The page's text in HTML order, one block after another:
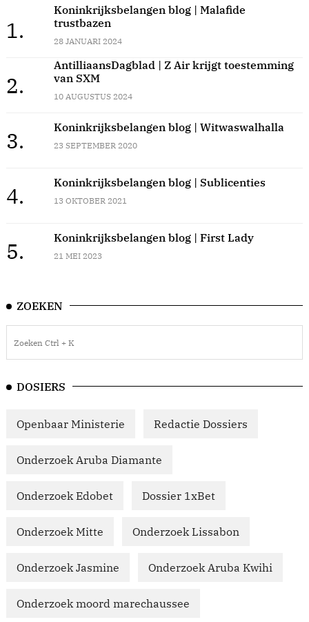
1.
Koninkrijksbelangen blog | Malafide
trustbazen
28 JANUARI 2024
2.
AntilliaansDagblad | Z Air krijgt toestemming
van SXM
10 AUGUSTUS 2024
3.
Koninkrijksbelangen blog | Witwaswalhalla
23 SEPTEMBER 2020
4.
Koninkrijksbelangen blog | Sublicenties
13 OKTOBER 2021
5.
Koninkrijksbelangen blog | First Lady
21 MEI 2023
ZOEKEN
DOSIERS
Openbaar Ministerie Redactie Dossiers
Onderzoek Aruba Diamante
Onderzoek Edobet Dossier 1xBet
Onderzoek Mitte Onderzoek Lissabon
Onderzoek Jasmine Onderzoek Aruba Kwihi
Onderzoek moord marechaussee